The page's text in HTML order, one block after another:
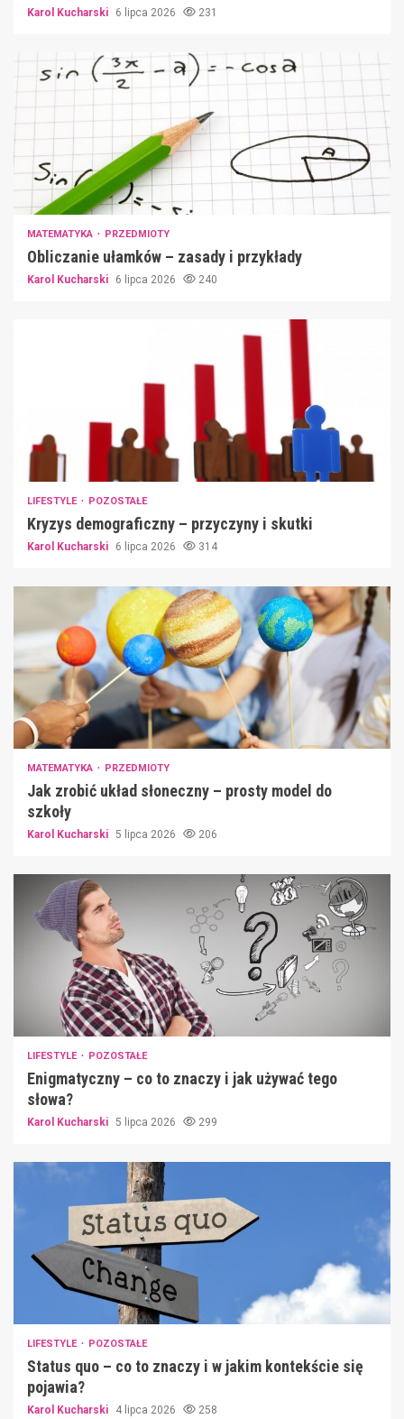
Karol Kucharski 6 lipca 2026 231
MATEMATYKA PRZEDMIOTY
Obliczanie ułamków – zasady i przykłady
Karol Kucharski 6 lipca 2026 240
LIFESTYLE POZOSTAŁE
Kryzys demograficzny – przyczyny i skutki
Karol Kucharski 6 lipca 2026 314
MATEMATYKA PRZEDMIOTY
Jak zrobić układ słoneczny – prosty model do
szkoły
Karol Kucharski 5 lipca 2026 206
LIFESTYLE POZOSTAŁE
Enigmatyczny – co to znaczy i jak używać tego
słowa?
Karol Kucharski 5 lipca 2026 299
LIFESTYLE POZOSTAŁE
Status quo – co to znaczy i w jakim kontekście się
pojawia?
Karol Kucharski 4 lipca 2026 258